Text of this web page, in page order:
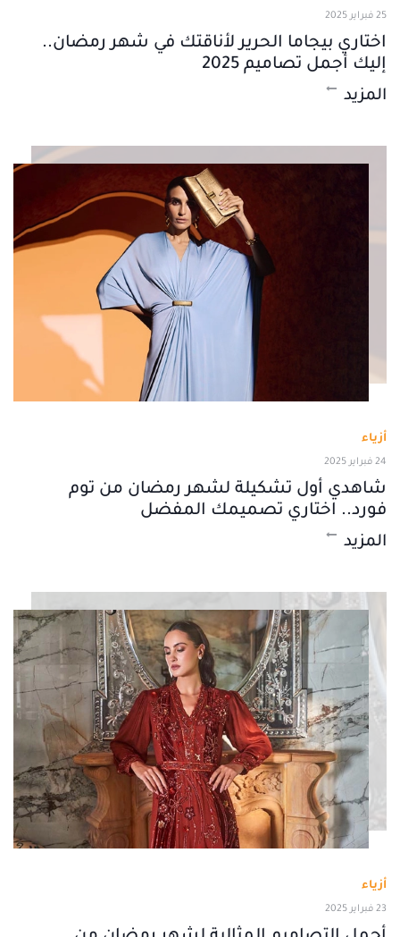
25 فبراير 2025
اختاري بيجاما الحرير لأناقتك في شهر رمضان..
إليك أجمل تصاميم 2025
المزيد
أزياء
24 فبراير 2025
شاهدي أول تشكيلة لشهر رمضان من توم
فورد.. اختاري تصميمك المفضل
المزيد
أزياء
23 فبراير 2025